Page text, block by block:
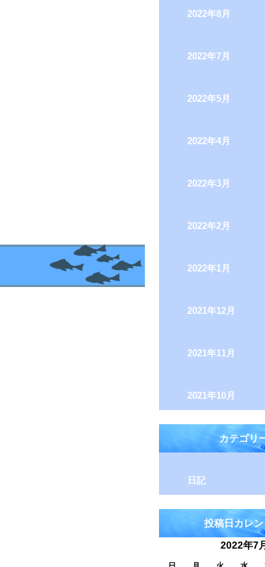
2022年8月
2022年7月
2022年5月
2022年4月
2022年3月
2022年2月
2022年1月
2021年12月
2021年11月
2021年10月
カテゴリ
日記
投稿日カレ
2022年7月